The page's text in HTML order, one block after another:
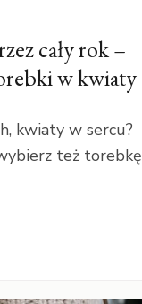
cały rok –
w kwiaty
kwiaty w sercu?
też torebkę